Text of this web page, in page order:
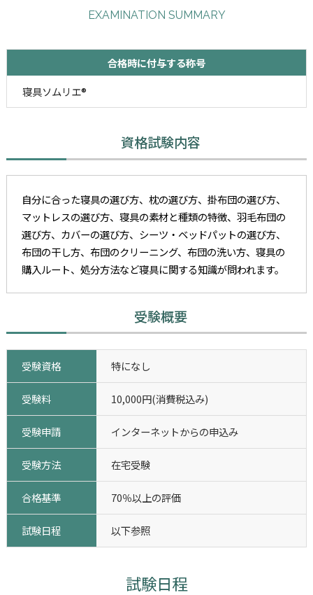
EXAMINATION SUMMARY
合格時に付与する称号
寝具ソムリエ®
資格試験内容
自分に合った寝具の選び方、枕の選び方、掛布団の選び方、
マットレスの選び方、寝具の素材と種類の特徴、羽毛布団の
選び方、カバーの選び方、シーツ・ベッドパットの選び方、
布団の干し方、布団のクリーニング、布団の洗い方、寝具の
購入ルート、処分方法など寝具に関する知識が問われます。
受験概要
受験資格 特になし
受験料 10,000円(消費税込み)
受験申請 インターネットからの申込み
受験方法 在宅受験
合格基準 70％以上の評価
試験日程 以下参照
試験日程